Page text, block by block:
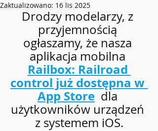
Zaktualizowano: 16 lis 2025
Drodzy modelarzy, z
przyjemnością
ogłaszamy, że nasza
aplikacja mobilna
Railbox: Railroad
control już dostępna w
App Store
  dla
użytkowników urządzeń
z systemem iOS.